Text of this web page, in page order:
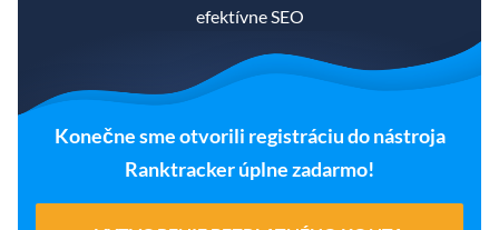
efektívne SEO
Konečne sme otvorili registráciu do nástroja
Ranktracker úplne zadarmo!